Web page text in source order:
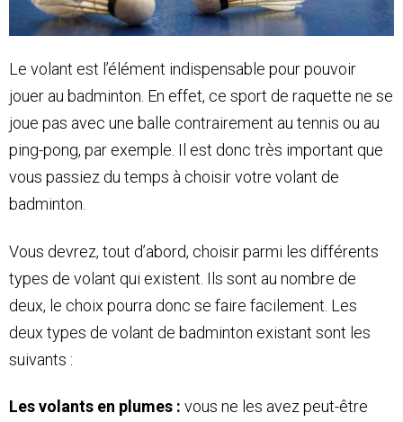
Le volant est l’élément indispensable pour pouvoir
jouer au badminton. En effet, ce sport de raquette ne se
joue pas avec une balle contrairement au tennis ou au
ping-pong, par exemple. Il est donc très important que
vous passiez du temps à choisir votre volant de
badminton.
Vous devrez, tout d’abord, choisir parmi les différents
types de volant qui existent. Ils sont au nombre de
deux, le choix pourra donc se faire facilement. Les
deux types de volant de badminton existant sont les
suivants :
Les volants en plumes : vous ne les avez peut-être